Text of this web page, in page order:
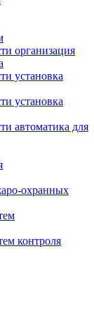
организация
установка
установка
автоматика для
охранных
контроля